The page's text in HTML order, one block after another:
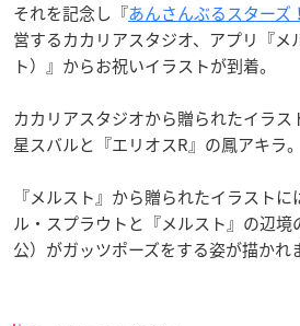
それを記念し『あんさんぶるスターズ！
営するカカリアスタジオ、アプリ『メ
ト）』からお祝いイラストが到着。
カカリアスタジオから贈られたイラ
星スバルと『エリオスR』の鳳アキラ。
『メルスト』から贈られたイラスト
ル・スプラウトと『メルスト』の辺境
公）がガッツポーズをする姿が描かれ